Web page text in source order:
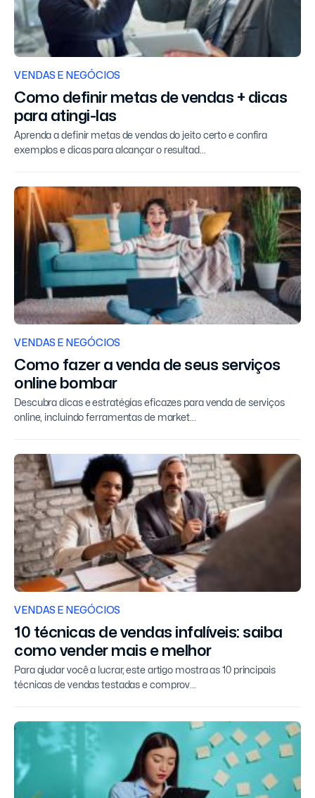
VENDAS E NEGÓCIOS
Como definir metas de vendas + dicas
para atingi-las
Aprenda a definir metas de vendas do jeito certo e confira
exemplos e dicas para alcançar o resultad...
VENDAS E NEGÓCIOS
Como fazer a venda de seus serviços
online bombar
Descubra dicas e estratégias eficazes para venda de serviços
online, incluindo ferramentas de market...
VENDAS E NEGÓCIOS
10 técnicas de vendas infalíveis: saiba
como vender mais e melhor
Para ajudar você a lucrar, este artigo mostra as 10 principais
técnicas de vendas testadas e comprov...